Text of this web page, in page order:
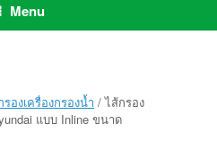
Menu
รองเครื่องกรองน้ำ / ไส้กรอง
แบบ Inline ขนาด